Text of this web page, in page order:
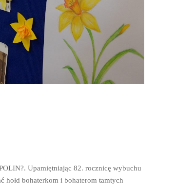
Upamiętniając 82. rocznicę wybuchu
bohaterkom i bohaterom tamtych